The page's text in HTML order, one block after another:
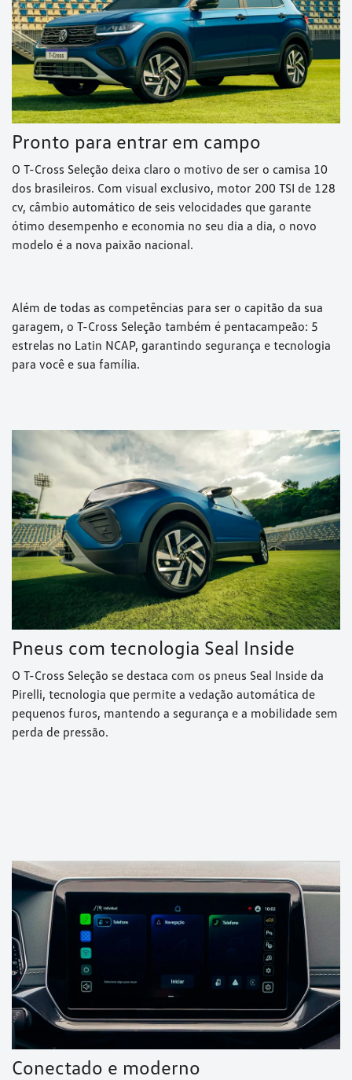
Pronto para entrar em campo
O T-Cross Seleção deixa claro o motivo de ser o camisa 10
dos brasileiros. Com visual exclusivo, motor 200 TSI de 128
cv, câmbio automático de seis velocidades que garante
ótimo desempenho e economia no seu dia a dia, o novo
modelo é a nova paixão nacional.
Além de todas as competências para ser o capitão da sua
garagem, o T-Cross Seleção também é pentacampeão: 5
estrelas no Latin NCAP, garantindo segurança e tecnologia
para você e sua família.
Pneus com tecnologia Seal Inside
O T-Cross Seleção se destaca com os pneus Seal Inside da
Pirelli, tecnologia que permite a vedação automática de
pequenos furos, mantendo a segurança e a mobilidade sem
perda de pressão.
Conectado e moderno